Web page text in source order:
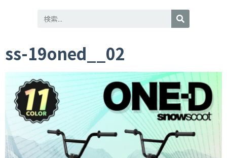
ss-19oned__02